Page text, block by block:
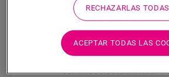
primera habitación.
Cuando alcance la puerta
habitación, siga
ancho de la habitación.
Continúe hasta instalar
RECHAZARLAS TODAS
ACEPTAR TODAS LAS